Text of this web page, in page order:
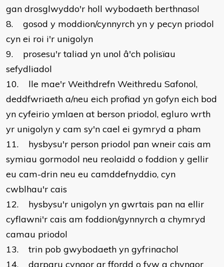
gan drosglwyddo'r holl wybodaeth berthnasol
8. gosod y moddion/cynnyrch yn y pecyn priodol
cyn ei roi i'r unigolyn
9. prosesu'r taliad yn unol â'ch polisïau
sefydliadol
10. lle mae'r Weithdrefn Weithredu Safonol,
deddfwriaeth a/neu eich profiad yn gofyn eich bod
yn cyfeirio ymlaen at berson priodol, egluro wrth
yr unigolyn y cam sy'n cael ei gymryd a pham
11. hysbysu'r person priodol pan wneir cais am
symiau gormodol neu reolaidd o foddion y gellir
eu cam-drin neu eu camddefnyddio, cyn
cwblhau'r cais
12. hysbysu'r unigolyn yn gwrtais pan na ellir
cyflawni'r cais am foddion/gynnyrch a chymryd
camau priodol
13. trin pob gwybodaeth yn gyfrinachol
14. darparu cyngor ar ffordd o fyw a chyngor